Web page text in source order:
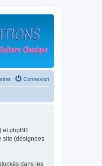
Connexion
et phpBB
site (désignées
dans les